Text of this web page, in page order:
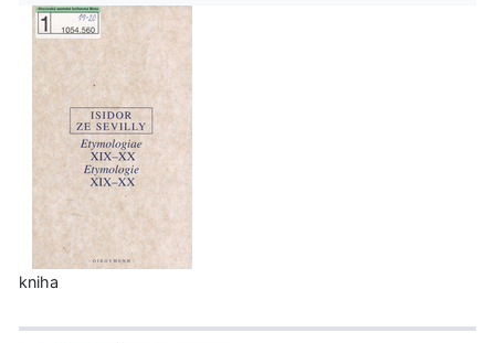
kniha